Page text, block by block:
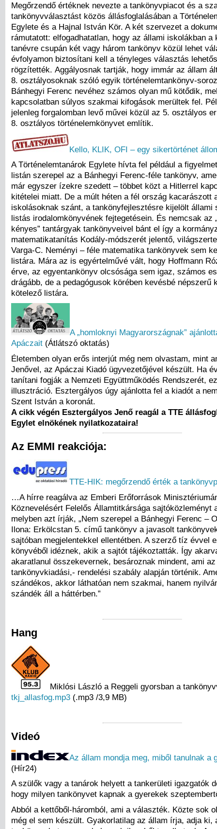
Megőrzendő értéknek nevezte a tankönyvpiacot és a
tankönyvválasztást közös állásfoglalásában a
Egylete és a Hajnal István Kör. A két szervezet a
rámutatott: elfogadhatatlan, hogy az állami iskolákban a
tanévre csupán két vagy három tankönyv közül lehet
évfolyamon biztosítani kell a tényleges választás
rögzítették. Aggályosnak tartják, hogy immár az állam
8. osztályosoknak szóló egyik történelemtankönyv-
Bánhegyi Ferenc nevéhez számos olyan mű kötődik,
kapcsolatban súlyos szakmai kifogások merültek fel.
jelenleg forgalomban levő művei közül az 5. osztályos
8. osztályos történelemkönyvet említik.
Kello, KLIK, OFI – egy sikertörténet
A Történelemtanárok Egylete hívta fel például a
listán szerepel az a Bánhegyi Ferenc-féle tankönyv,
már egyszer ízekre szedett – többet közt a Hitlerrel
kitételei miatt. De a múlt héten a fél ország kacarászott
iskolásoknak szánt, a tankönyfejlesztésre kijelölt állami
listás irodalomkönyvének fejtegetésein. És nemcsak az
kényes” tantárgyak tankönyveivel bánt el így a
matematikatanítás Kodály-módszerét jelentő,
Varga-C. Neményi – féle matematika tankönyvek sem
listára. Mára az is egyértelművé vált, hogy Hoffmann
érve, az egyentankönyv olcsósága sem igaz, számos
drágább, de a pedagógusok körében kevésbé népszerű
kötelező listára.
A „homloknyi Magyarországnak”
Apáczait (Átlátszó oktatás)
Életemben olyan erős interjút még nem olvastam, mint
Jenővel, az Apáczai Kiadó ügyvezetőjével készült. Ha
tanítani fogják a Nemzeti Együttműködés Rendszerét,
illusztráció. Esztergályos úgy ajánlotta fel a kiadót a
Szent István a koronát.
A cikk végén Esztergályos Jenő reagál a TTE
Egylet elnökének nyilatkozataira!
Az EMMI reakciója:
TTE-HIK: megőrzendő érték a
…A hírre reagálva az Emberi Erőforrások
Köznevelésért Felelős Államtitkársága sajtóközleményt
melyben azt írják, „Nem szerepel a Bánhegyi Ferenc –
Ilona: Erkölcstan 5. című tankönyv a javasolt
sajtóban megjelentekkel ellentétben. A szerző tíz évvel
könyvéből idéznek, akik a sajtót tájékoztatták. Így
akaratlanul összekevernek, besároznak mindent, ami
tankönyvkiadási,- rendelési szabály alapján történik.
szándékos, akkor láthatóan nem szakmai, hanem
szándék áll a háttérben.”
Hang
Miklósi László a Reggeli gyorsban a
tkj_allasfog.mp3 (.mp3 /3,9 MB)
Videó
Az állam mondja meg, miből tanulnak a
(Hír24)
A szülők vagy a tanárok helyett a tankerületi igazgatók
hogy milyen tankönyvet kapnak a gyerekek
Abból a kettőből-háromból, ami a választék. Közte sok
még el sem készült. Gyakorlatilag az állam írja, adja ki,